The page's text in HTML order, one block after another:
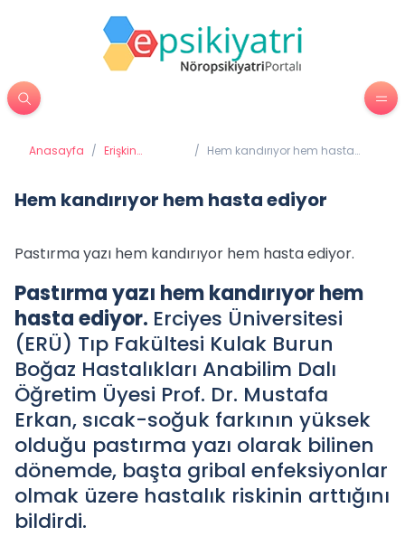
Anasayfa / Erişkin
/ Hem kandırıyor hem hasta
Hem kandırıyor hem hasta ediyor
Pastırma yazı hem kandırıyor hem hasta ediyor.
Pastırma yazı hem kandırıyor hem
hasta ediyor. Erciyes Üniversitesi
(ERÜ) Tıp Fakültesi Kulak Burun
Boğaz Hastalıkları Anabilim Dalı
Öğretim Üyesi Prof. Dr. Mustafa
Erkan, sıcak-soğuk farkının yüksek
olduğu pastırma yazı olarak bilinen
dönemde, başta gribal enfeksiyonlar
olmak üzere hastalık riskinin arttığını
bildirdi.